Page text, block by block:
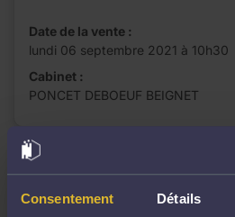
Consentement Détails
Date de la vente :
lundi 06 septembre 2021 à 10h30
Cabinet :
PONCET DEBOEUF BEIGNET